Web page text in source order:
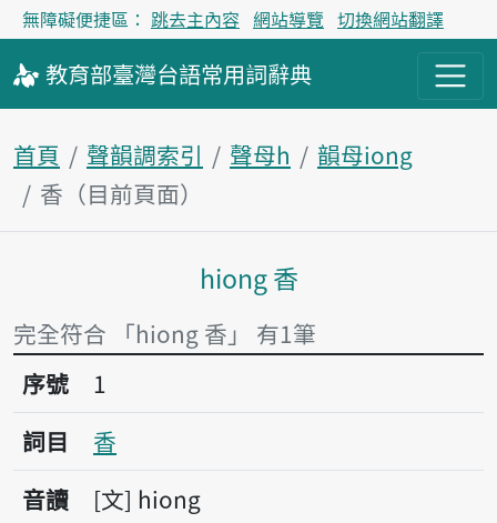
無障礙便捷區： 跳去主內容 網站導覽 切換網站翻譯
教育部臺灣台語常用詞辭典
首頁 聲韻調索引 聲母h
韻母iong
香（目前頁面）
主內容區塊
hiong 香
完全符合 「hiong 香」 有1筆
序號1香
序號
1
詞目
香
音讀
文 hiong